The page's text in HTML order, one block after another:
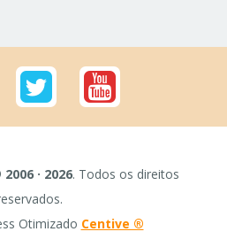
· 2026. Todos os direitos
Otimizado Centive ®